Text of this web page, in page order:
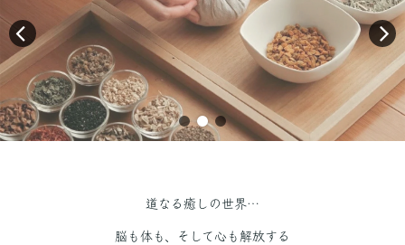
道なる癒しの世界…
脳も体も、そして心も解放する